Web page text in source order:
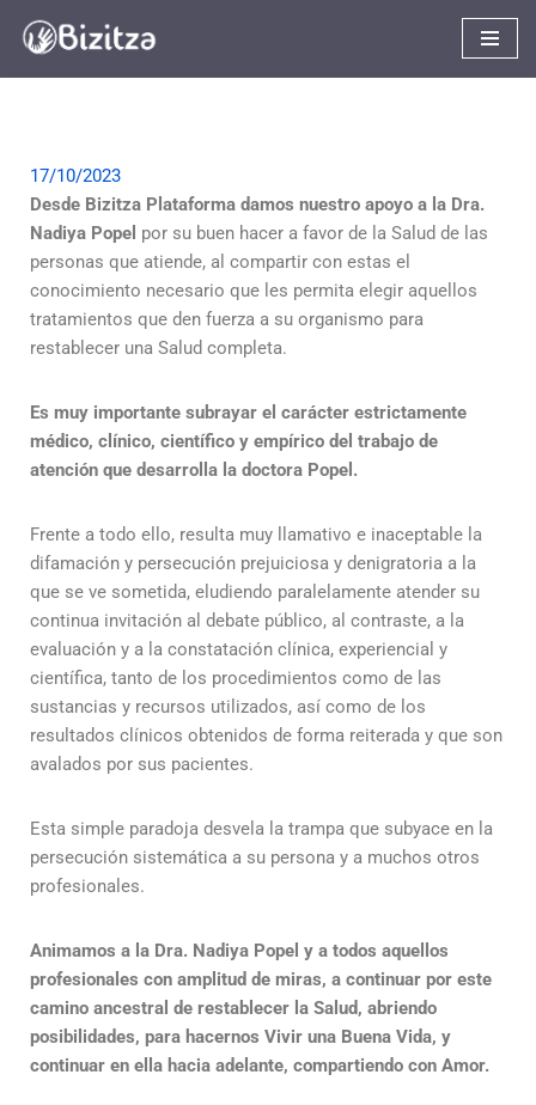
17/10/2023
Desde Bizitza Plataforma damos nuestro apoyo a la Dra.
Nadiya Popel por su buen hacer a favor de la Salud de las
personas que atiende, al compartir con estas el
conocimiento necesario que les permita elegir aquellos
tratamientos que den fuerza a su organismo para
restablecer una Salud completa.
Es muy importante subrayar el carácter estrictamente
médico, clínico, científico y empírico del trabajo de
atención que desarrolla la doctora Popel.
Frente a todo ello, resulta muy llamativo e inaceptable la
difamación y persecución prejuiciosa y denigratoria a la
que se ve sometida, eludiendo paralelamente atender su
continua invitación al debate público, al contraste, a la
evaluación y a la constatación clínica, experiencial y
científica, tanto de los procedimientos como de las
sustancias y recursos utilizados, así como de los
resultados clínicos obtenidos de forma reiterada y que son
avalados por sus pacientes.
Esta simple paradoja desvela la trampa que subyace en la
persecución sistemática a su persona y a muchos otros
profesionales.
Animamos a la Dra. Nadiya Popel y a todos aquellos
profesionales con amplitud de miras, a continuar por este
camino ancestral de restablecer la Salud, abriendo
posibilidades, para hacernos Vivir una Buena Vida, y
continuar en ella hacia adelante, compartiendo con Amor.